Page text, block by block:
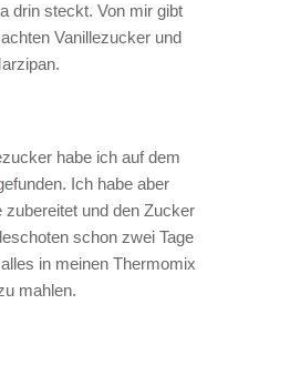
drin steckt. Von mir gibt
Vanillezucker und
habe ich auf dem
Ich habe aber
und den Zucker
schon zwei Tage
in meinen Thermomix
mahlen.